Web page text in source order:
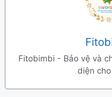
Fitobimbi - Bảo vệ và
diện